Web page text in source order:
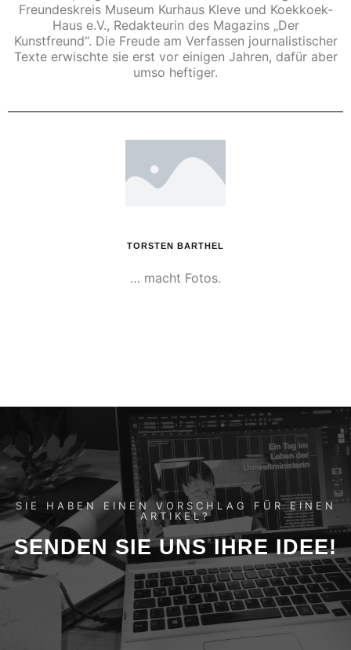
Freundeskreis Museum Kurhaus Kleve und Koekkoek-
Haus e.V., Redakteurin des Magazins „Der
Kunstfreund“. Die Freude am Verfassen journalistischer
Texte erwischte sie erst vor einigen Jahren, dafür aber
umso heftiger.
TORSTEN BARTHEL
… macht Fotos.
SIE HABEN EINEN VORSCHLAG FÜR EINEN
ARTIKEL?
SENDEN SIE UNS IHRE IDEE!